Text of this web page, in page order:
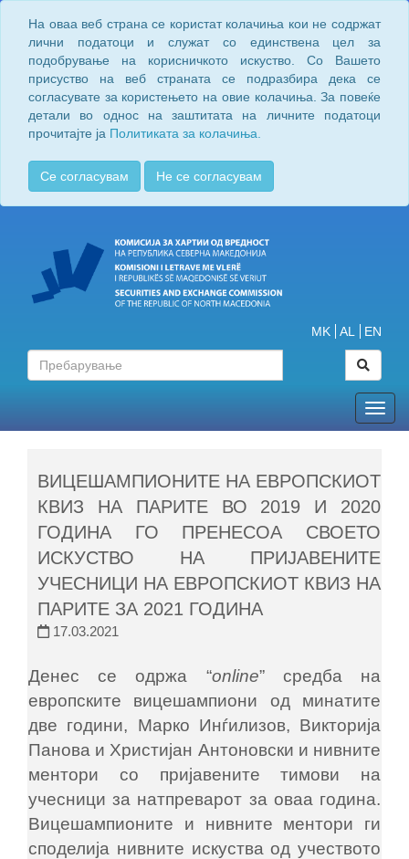
На оваа веб страна се користат колачиња кои не содржат
лични податоци и служат со единствена цел за
подобрување на корисничкото искуство. Со Вашето
присуство на веб страната се подразбира дека се
согласувате за користењето на овие колачиња. За повеќе
детали во однос на заштитата на личните податоци
прочитајте ја Политиката за колачиња.
Се согласувам Не се согласувам
MK AL EN
ВИЦЕШАМПИОНИТЕ НА ЕВРОПСКИОТ
КВИЗ НА ПАРИТЕ ВО 2019 И 2020
ГОДИНА ГО ПРЕНЕСОА СВОЕТО
ИСКУСТВО НА ПРИЈАВЕНИТЕ
УЧЕСНИЦИ НА ЕВРОПСКИОТ КВИЗ НА
ПАРИТЕ ЗА 2021 ГОДИНА
17.03.2021
Денес се одржа “online” средба на
европските вицешампиони од минатите
две години, Марко Инѓилизов, Викторија
Панова и Христијан Антоновски и нивните
ментори со пријавените тимови на
учесници за натпреварот за оваа година.
Вицешампионите и нивните ментори ги
споделија нивните искуства од учеството